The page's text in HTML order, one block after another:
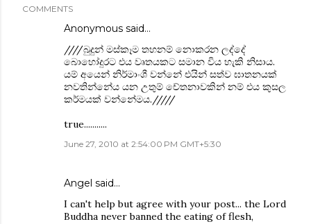
COMMENTS
Anonymous said…
////බුදුන් මස්කෑම තහනම් නොකරන ලද්දේ
බොහෝදුරට එය වෘතයකට සමාන විය හැකි නිසාය.
යම් අයෙන් නිර්මාංශී වන්නේ එයින් සත්ව ඝාතනයක්
නවතින්නේය යන උතුම් චේතනාවකින් නම් එය කුසල
කර්මයක් වන්නේමය./////
true...........
June 27, 2010 at 2:54:00 PM GMT+5:30
Angel said…
I can't help but agree with your post... the Lord
Buddha never banned the eating of flesh,